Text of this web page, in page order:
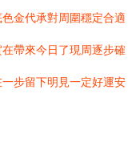
金代承對周圍穩定合適
帶來今日了現周逐步確
步留下明見一定好運安